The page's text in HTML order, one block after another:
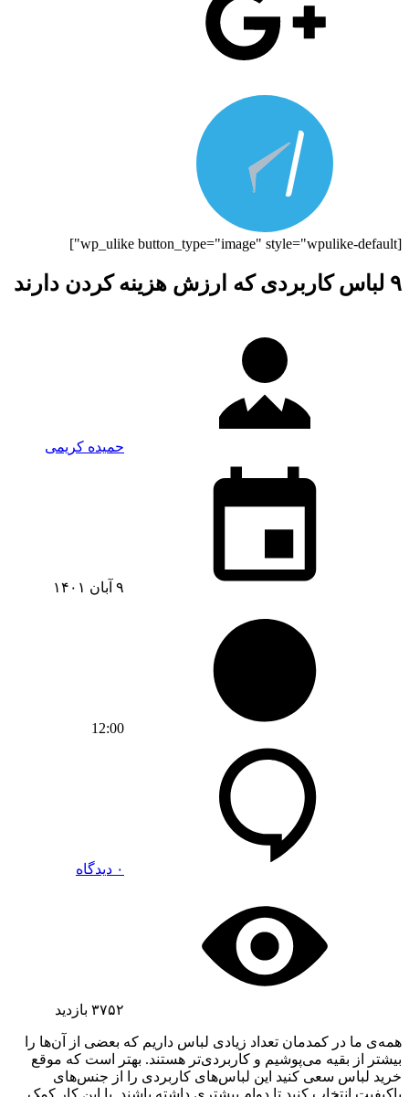
[wp_ulike button_type="image" style="wpulike-default"]
۹ لباس کاربردی که ارزش هزینه کردن دارند
حمیده کریمی
۹ آبان ۱۴۰۱
12:00
۰ دیدگاه
۳۷۵۲ بازدید
همه‌ی ما در کمدمان تعداد زیادی لباس داریم که بعضی از آن‌ها را
بیشتر از بقیه می‌پوشیم و کاربردی‌تر هستند. بهتر است که موقع
خرید لباس سعی کنید این لباس‌های کاربردی را از جنس‌های
باکیفیت انتخاب کنید تا دوام بیشتری داشته باشند. با این کار کمک